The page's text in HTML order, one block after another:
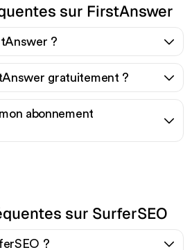
sur FirstAnswer
?
gratuitement ?
abonnement
sur SurferSEO
?